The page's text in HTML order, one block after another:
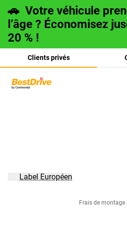
🚗 Votre véhicule
l’âge ? Économisez
20 % !
Clients privés
Frais de
Label Européen